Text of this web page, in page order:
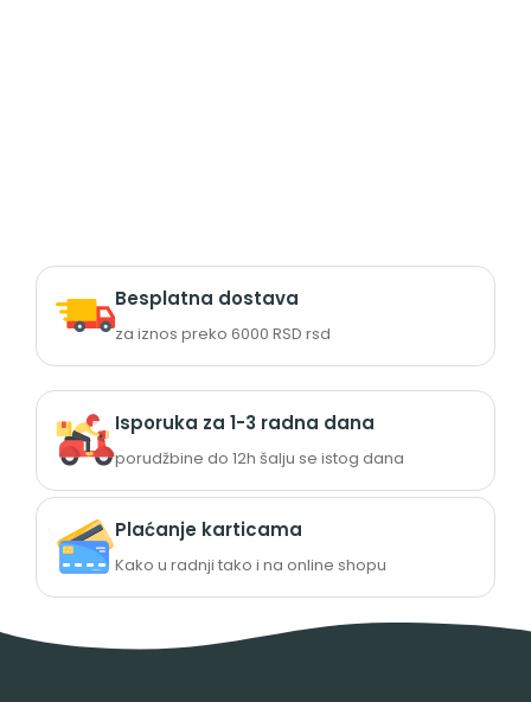
Besplatna dostava
za iznos preko 6000 RSD rsd
Isporuka za 1-3 radna dana
porudžbine do 12h šalju se istog dana
Plaćanje karticama
Kako u radnji tako i na online shopu